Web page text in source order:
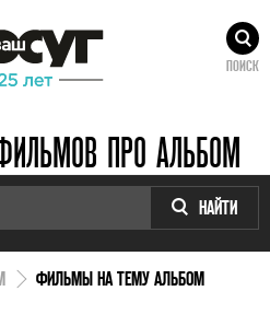
ПОИСК
ПРО АЛЬБОМ
НАЙТИ
ФИЛЬМЫ НА ТЕМУ АЛЬБОМ